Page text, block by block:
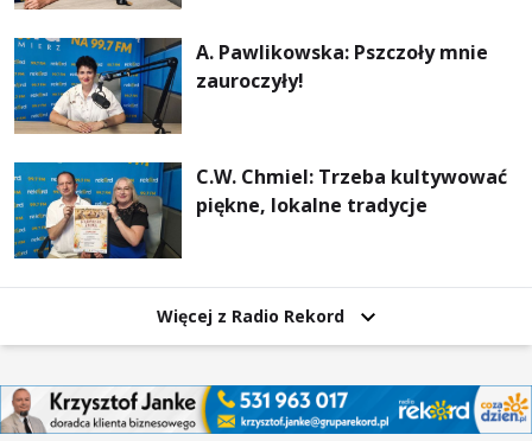
najważniejsza
A. Pawlikowska: Pszczoły mnie
zauroczyły!
C.W. Chmiel: Trzeba kultywować
piękne, lokalne tradycje
Więcej z Radio Rekord